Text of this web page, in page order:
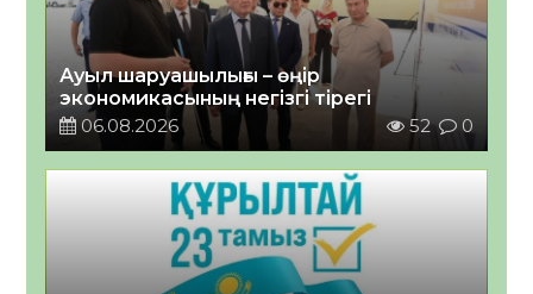
Ауыл шаруашылығы – өңір
экономикасының негізгі тірегі
06.08.2026
52 0